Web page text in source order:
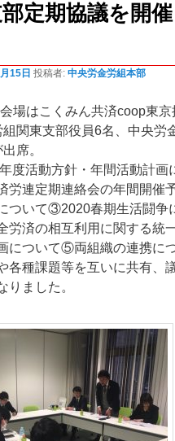
定期協議を開
15日 投稿者:中央労金労組本部
場はこくみん共済coop東京
関東支部役員6名、中央労
席。
度活動方針・年間活動計画
労連定期連絡会の年間開催
ついて③2020春期生活闘争
労済の相互利用に関する統
について⑤両組織の連携に
各種課題等を互いに共有、
りました。